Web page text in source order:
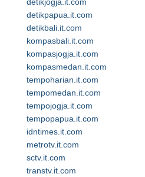
detikpapua.it.com
detikbali.it.com
kompasbali.it.com
kompasjogja.it.com
kompasmedan.it.com
tempoharian.it.com
tempomedan.it.com
tempojogja.it.com
tempopapua.it.com
idntimes.it.com
metrotv.it.com
sctv.it.com
transtv.it.com